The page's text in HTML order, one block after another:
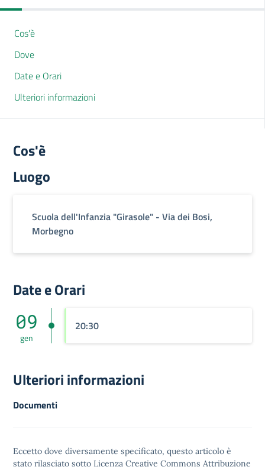
Cos'è
Dove
Date e Orari
Ulteriori informazioni
Cos'è
Luogo
Scuola dell'Infanzia "Girasole" - Via dei Bosi,
Morbegno
Date e Orari
09
gen
20:30
Ulteriori informazioni
Documenti
Eccetto dove diversamente specificato, questo articolo è
stato rilasciato sotto Licenza Creative Commons Attribuzione